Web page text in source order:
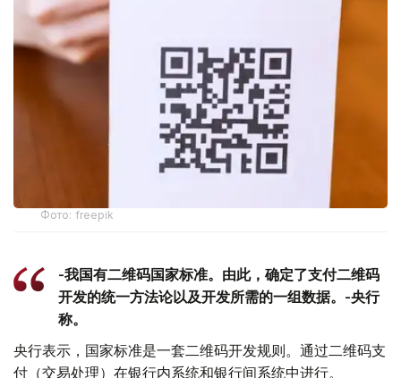
Фото: freepik
-我国有二维码国家标准。由此，确定了支付二维码
开发的统一方法论以及开发所需的一组数据。-央行
称。
央行表示，国家标准是一套二维码开发规则。通过二维码支
付（交易处理）在银行内系统和银行间系统中进行。